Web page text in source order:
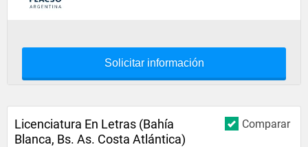
Solicitar información
Comparar
Licenciatura En Letras (Bahía
Blanca, Bs. As. Costa Atlántica)